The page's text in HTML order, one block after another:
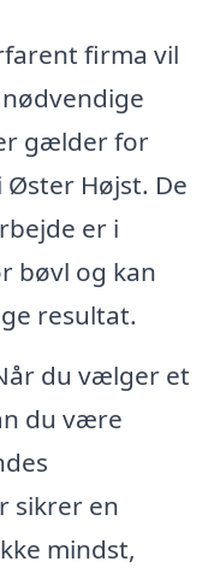
firma vil
gælder for
Højst. De
er i
bøvl og kan
resultat.
du vælger et
du være
sikrer en
mindst,